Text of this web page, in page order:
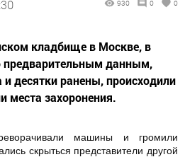
930 0 0
кладбище в Москве, в
предварительным данным,
десятки ранены, происходили
места захоронения.
машины и громили
скрыться представители другой